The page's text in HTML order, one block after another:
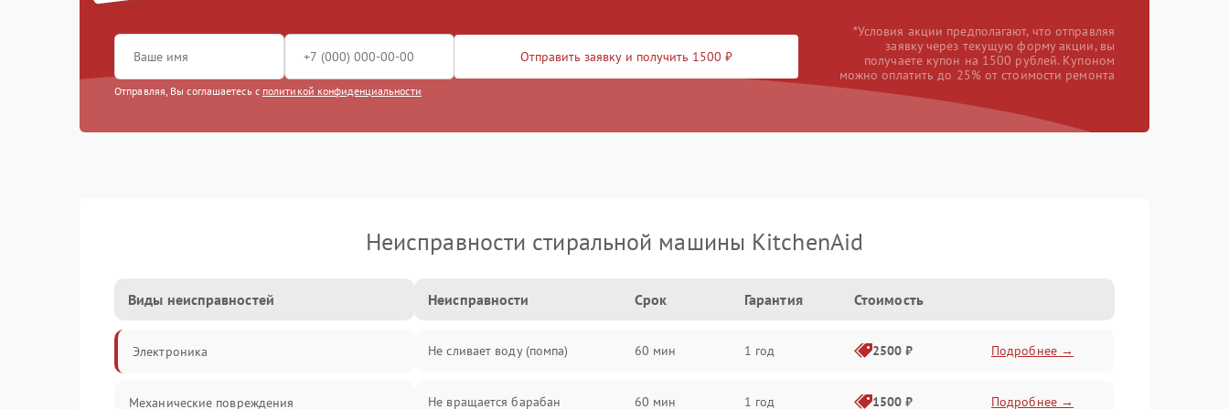
Отправить заявку и получить 1500 ₽
Отправляя, Вы соглашаетесь с политикой конфиденциальности
*Условия акции предполагают, что отправляя
заявку через текущую форму акции, вы
получаете купон на 1500 рублей. Купоном
можно оплатить до 25% от стоимости ремонта
Неисправности стиральной машины KitchenAid
Виды неисправностей
Электроника
Механические повреждения
Неисправности Срок Гарантия Стоимость
Не сливает воду (помпа) 60 мин 1 год 2500 ₽ Подробнее →
Не вращается барабан 60 мин 1 год 1500 ₽ Подробнее →